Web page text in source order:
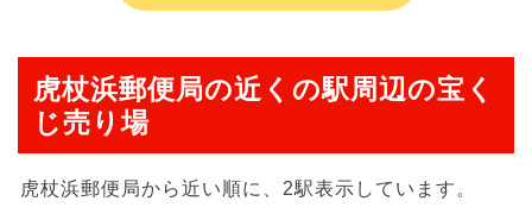
虎杖浜郵便局の近くの駅周辺の宝く
じ売り場
虎杖浜郵便局から近い順に、2駅表示しています。